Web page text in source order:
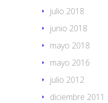
julio 2018
junio 2018
mayo 2018
mayo 2016
julio 2012
diciembre 2011